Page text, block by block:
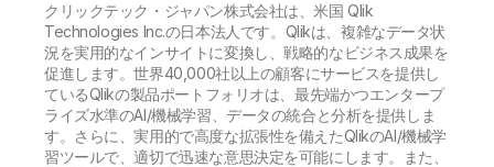
クリックテック・ジャパン株式会社は、米国 Qlik
Technologies Inc.の日本法人です。Qlikは、複雑なデータ状
況を実用的なインサイトに変換し、戦略的なビジネス成果を
促進します。世界40,000社以上の顧客にサービスを提供し
ているQlikの製品ポートフォリオは、最先端かつエンタープ
ライズ水準のAI/機械学習、データの統合と分析を提供しま
す。さらに、実用的で高度な拡張性を備えたQlikのAI/機械学
習ツールで、適切で迅速な意思決定を可能にします。また、